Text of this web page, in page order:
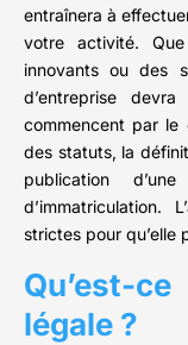
entraînera à
votre activité.
innovants ou des
d’entreprise
commencent par
des statuts, la
publication
d’immatriculation.
strictes pour qu’elle
Qu’est-
légale ?